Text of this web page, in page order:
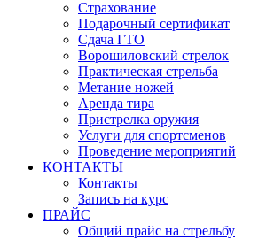
Страхование
Подарочный сертификат
Сдача ГТО
Ворошиловский стрелок
Практическая стрельба
Метание ножей
Аренда тира
Пристрелка оружия
Услуги для спортсменов
Проведение мероприятий
КОНТАКТЫ
Контакты
Запись на курс
ПРАЙС
Общий прайс на стрельбу